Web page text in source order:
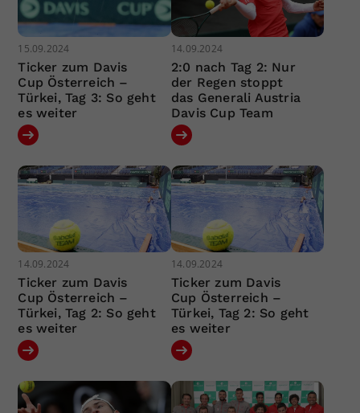
15.09.2024
Ticker zum Davis
Cup Österreich –
Türkei, Tag 3: So geht
es weiter
14.09.2024
2:0 nach Tag 2: Nur
der Regen stoppt
das Generali Austria
Davis Cup Team
14.09.2024
Ticker zum Davis
Cup Österreich –
Türkei, Tag 2: So geht
es weiter
14.09.2024
Ticker zum Davis
Cup Österreich –
Türkei, Tag 2: So geht
es weiter